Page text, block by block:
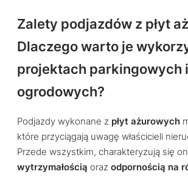
Zalety podjazdów z płyt
Dlaczego warto je
projektach parkingowych i
ogrodowych?
Podjazdy wykonane z płyt ażurowych
które przyciągają uwagę właścicieli
Przede wszystkim, charakteryzują się
wytrzymałością oraz odpornością na